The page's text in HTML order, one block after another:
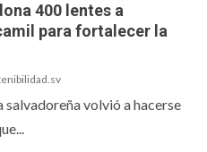
400 lentes a
para fortalecer la
volvió a hacerse